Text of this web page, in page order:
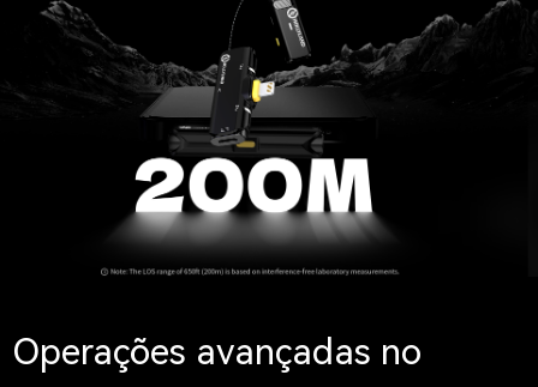
Operações avançadas no